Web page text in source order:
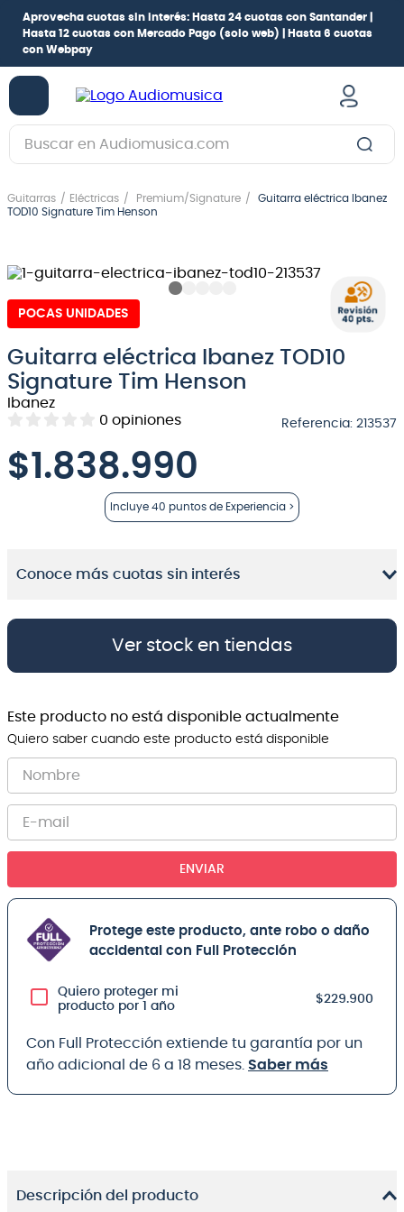
Aprovecha cuotas sin interés: Hasta 24 cuotas con Santander |
Hasta 12 cuotas con Mercado Pago (solo web) |
Hasta 6 cuotas
con Webpay
Buscar en Audiomusica.com
Guitarras Eléctricas Premium/Signature
Guitarra eléctrica Ibanez
TOD10 Signature Tim Henson
POCAS UNIDADES
Guitarra eléctrica Ibanez TOD10
Signature Tim Henson
Ibanez
0 opiniones Referencia: 213537
$1.838.990
Incluye 40 puntos de Experiencia >
Conoce más cuotas sin interés
Ver stock en tiendas
Este producto no está disponible actualmente
Quiero saber cuando este producto está disponible
ENVIAR
Protege este producto, ante robo o daño
accidental con Full Protección
Quiero proteger mi
producto por 1 año
$229.900
Con Full Protección extiende tu garantía por un
año adicional de 6 a 18 meses. Saber más
Descripción del producto
1.
guitarra electrica
3.
guitarra electroacústica
4.
pioneerdj
6.
guitarra
7.
teclado
9
micrófono